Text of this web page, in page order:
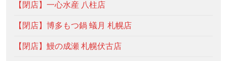
【閉店】一心水産 八柱店
【閉店】博多もつ鍋 蟻月 札幌店
【閉店】鰻の成瀬 札幌伏古店